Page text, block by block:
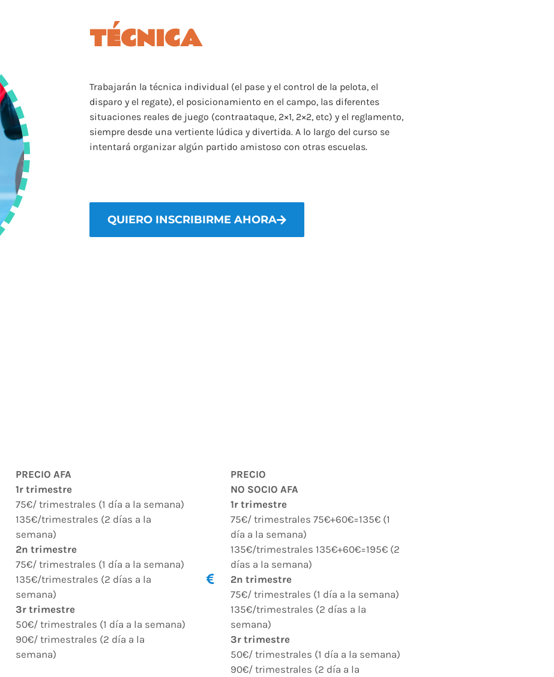
TÉCNICA
Trabajarán la técnica individual (el pase y el control de la pelota, el
disparo y el regate), el posicionamiento en el campo, las diferentes
situaciones reales de juego (contraataque, 2×1, 2×2, etc) y el reglamento,
siempre desde una vertiente lúdica y divertida. A lo largo del curso se
intentará organizar algún partido amistoso con otras escuelas.
QUIERO INSCRIBIRME AHORA
PRECIO AFA
1r trimestre
75€/ trimestrales (1 día a la semana)
135€/trimestrales (2 días a la
semana)
2n trimestre
75€/ trimestrales (1 día a la semana)
135€/trimestrales (2 días a la
semana)
3r trimestre
50€/ trimestrales (1 día a la semana)
90€/ trimestrales (2 día a la
semana)
PRECIO
NO SOCIO AFA
1r trimestre
75€/ trimestrales 75€+60€=135€ (1
día a la semana)
135€/trimestrales 135€+60€=195€ (2
días a la semana)
2n trimestre
75€/ trimestrales (1 día a la semana)
135€/trimestrales (2 días a la
semana)
3r trimestre
50€/ trimestrales (1 día a la semana)
90€/ trimestrales (2 día a la